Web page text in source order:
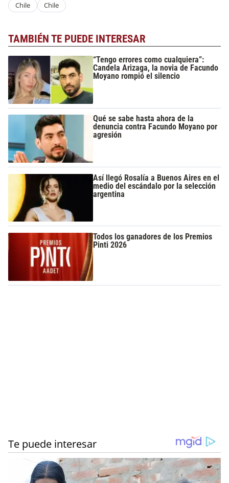
Chile Chile
TAMBIÉN TE PUEDE INTERESAR
“Tengo errores como cualquiera”:
Candela Arizaga, la novia de Facundo
Moyano rompió el silencio
Qué se sabe hasta ahora de la
denuncia contra Facundo Moyano por
agresión
Así llegó Rosalía a Buenos Aires en el
medio del escándalo por la selección
argentina
Todos los ganadores de los Premios
Pinti 2026